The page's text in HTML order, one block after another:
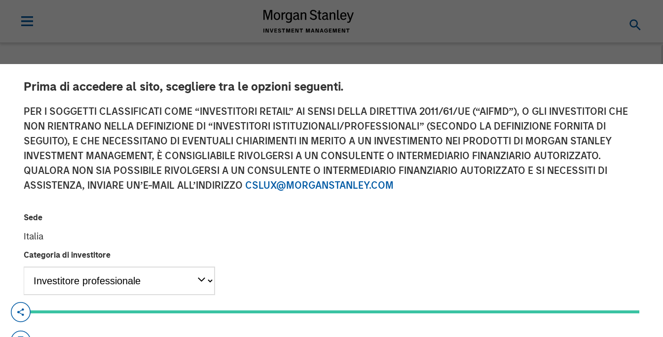
Prima di accedere al sito, scegliere tra le opzioni seguenti.
PER I SOGGETTI CLASSIFICATI COME “INVESTITORI RETAIL” AI SENSI DELLA DIRETTIVA 2011/61/UE (“AIFMD”), O GLI INVESTITORI CHE
NON RIENTRANO NELLA DEFINIZIONE DI “INVESTITORI ISTITUZIONALI/PROFESSIONALI” (SECONDO LA DEFINIZIONE FORNITA DI
SEGUITO), E CHE NECESSITANO DI EVENTUALI CHIARIMENTI IN MERITO A UN INVESTIMENTO NEI PRODOTTI DI MORGAN STANLEY
INVESTMENT MANAGEMENT, È CONSIGLIABILE RIVOLGERSI A UN CONSULENTE O INTERMEDIARIO FINANZIARIO AUTORIZZATO.
QUALORA NON SIA POSSIBILE RIVOLGERSI A UN CONSULENTE O INTERMEDIARIO FINANZIARIO AUTORIZZATO E SI NECESSITI DI
ASSISTENZA, INVIARE UN’E-MAIL ALL’INDIRIZZO CSLUX@MORGANSTANLEY.COM
Sede
Italia
Categoria di investitore
Conversica Announces the Completion of a $25
Million Financing With Morgan Stanley Expansion
Capital to Further Its Growth
Foster City, CA., April 5, 2022(GLOBE NEWSWIRE)
Morgan Stanley Expansion